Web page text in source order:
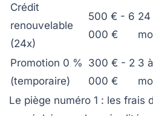
Crédit
renouvelable
(24x)
500 € - 6
000 €
24
Promotion 0 %
(temporaire)
300 € - 2
000 €
3
Le piège numéro 1 : les frais